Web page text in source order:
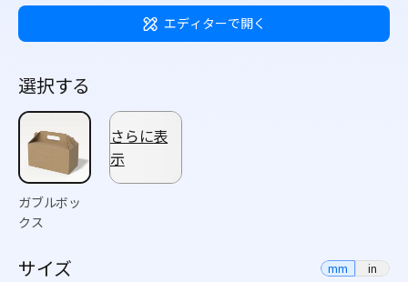
エディターで開く
選択する
ガブルボッ
クス
さらに表
示
サイズ mm in